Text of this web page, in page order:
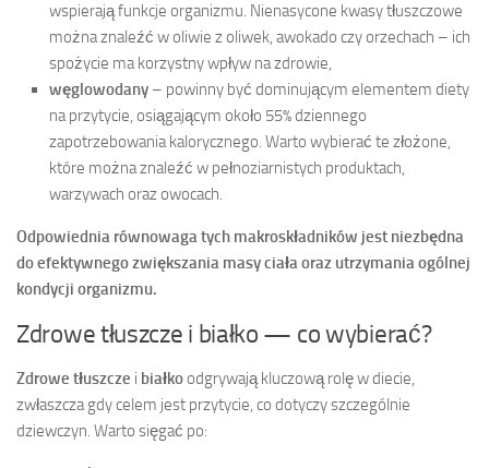
wspierają funkcje organizmu. Nienasycone kwasy tłuszczowe
można znaleźć w oliwie z oliwek, awokado czy orzechach – ich
spożycie ma korzystny wpływ na zdrowie,
węglowodany – powinny być dominującym elementem diety
na przytycie, osiągającym około 55% dziennego
zapotrzebowania kalorycznego. Warto wybierać te złożone,
które można znaleźć w pełnoziarnistych produktach,
warzywach oraz owocach.
Odpowiednia równowaga tych makroskładników jest niezbędna
do efektywnego zwiększania masy ciała oraz utrzymania ogólnej
kondycji organizmu.
Zdrowe tłuszcze i białko — co wybierać?
Zdrowe tłuszcze i białkoodgrywają kluczową rolę w diecie,
zwłaszcza gdy celem jest przytycie, co dotyczy szczególnie
dziewczyn. Warto sięgać po: